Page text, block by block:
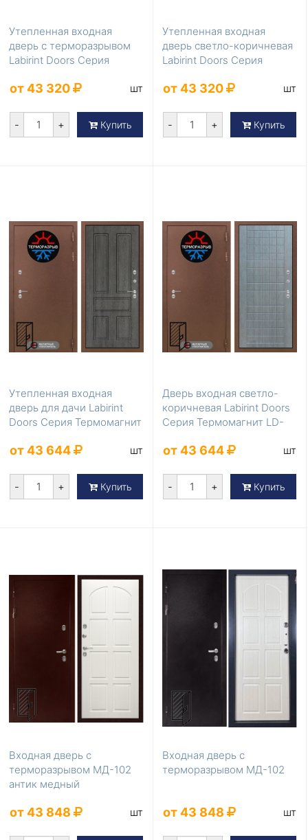
Утепленная входная
дверь с терморазрывом
Labirint Doors Серия
от 43 320 шт
- + Купить
Утепленная входная
дверь светло-коричневая
Labirint Doors Серия
от 43 320 шт
- + Купить
Утепленная входная
дверь для дачи Labirint
Doors Серия Термомагнит
от 43 644 шт
- + Купить
Дверь входная светло-
коричневая Labirint Doors
Серия Термомагнит LD-
от 43 644 шт
- + Купить
Входная дверь с
терморазрывом МД-102
антик медный
от 43 848 шт
Входная дверь с
терморазрывом МД-102
от 43 848 шт